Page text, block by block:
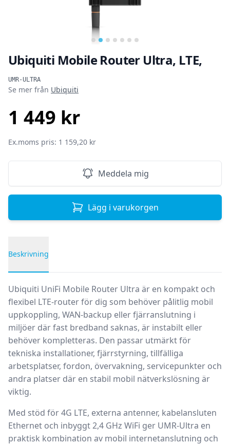
Ubiquiti Mobile Router Ultra, LTE,
UMR-ULTRA
Produktinformation
Se mer från Ubiquiti
1 449 kr
Ex.moms pris: 1 159,20 kr
Meddela mig
Lägg i varukorgen
Beskrivning
Ubiquiti UniFi Mobile Router Ultra är en kompakt och
flexibel LTE-routerför dig som behöver pålitlig mobil
uppkoppling, WAN-backup eller fjärranslutning i
miljöer där fast bredband saknas, är instabilt eller
behöver kompletteras. Den passar utmärkt för
tekniska installationer, fjärrstyrning, tillfälliga
arbetsplatser, fordon, övervakning, servicepunkter och
andra platser där en stabil mobil nätverkslösning är
viktig.
Med stöd för4G LTE, externa antenner, kabelansluten
Ethernet och inbyggt2,4 GHz WiFi ger UMR-Ultra en
praktisk kombination av mobil internetanslutning och